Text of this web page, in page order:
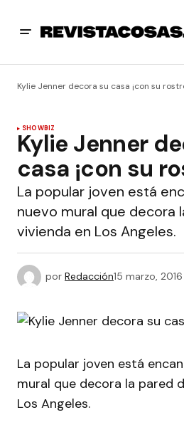
Kylie Jenner decora su casa ¡con su
SHOWBIZ
Kylie Jenner
casa ¡con su
La popular joven está
nuevo mural que decora
vivienda en Los Angeles.
por Redacción15 marzo, 2016
La popular joven está
mural que decora la pared
Los Angeles.